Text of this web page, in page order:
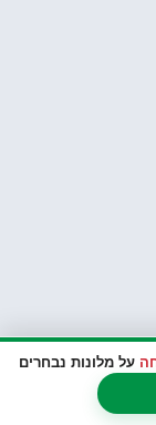
על מלונות נבחרים